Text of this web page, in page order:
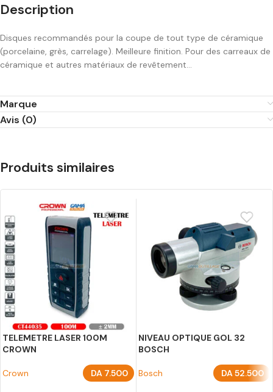
Description
Disques recommandés pour la coupe de tout type de céramique
(porcelaine, grès, carrelage). Meilleure finition. Pour des carreaux de
céramique et autres matériaux de revêtement…
Marque
Avis (0)
Produits similaires
TELEMETRE LASER 100M
CROWN
Crown DA 7.500
NIVEAU OPTIQUE GOL 32
BOSCH
Bosch DA52.500